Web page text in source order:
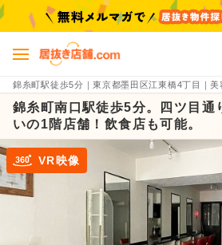
錦糸町駅徒歩5分｜東京都墨田区江東橋4丁目｜
錦糸町南口駅徒歩5分。四ツ目通
いの1階店舗！飲食店も可能。
VR映像